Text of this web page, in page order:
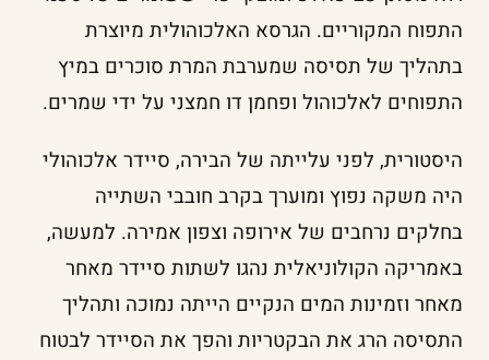
התפוח המקוריים. הגרסא האלכוהולית מיוצרת
בתהליך של תסיסה שמערבת המרת סוכרים במיץ
התפוחים לאלכוהול ופחמן דו חמצני על ידי שמרים.
היסטורית, לפני עלייתה של הבירה, סיידר אלכוהולי
היה משקה נפוץ ומוערך בקרב חובבי השתייה
בחלקים נרחבים של אירופה וצפון אמירה. למעשה,
באמריקה הקולוניאלית נהגו לשתות סיידר מאחר
מאחר וזמינות המים הנקיים הייתה נמוכה ותהליך
התסיסה הרג את הבקטריות והפך את הסיידר לבטוח